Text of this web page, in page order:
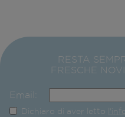
RESTA
FRESCHE
Email:
Dichiaro di aver letto